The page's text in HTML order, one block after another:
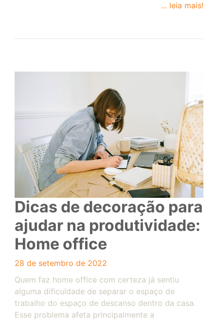
... leia mais!
Dicas de decoração para
ajudar na produtividade:
Home office
28 de setembro de 2022
Quem faz home office com certeza já sentiu
alguma dificuldade de separar o espaço de
trabalho do espaço de descanso dentro da casa.
Esse problema afeta principalmente a